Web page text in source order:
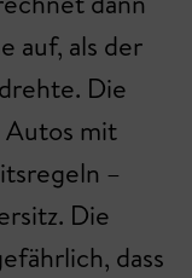
auf, als der
Die
Autos mit
–
Die
dass